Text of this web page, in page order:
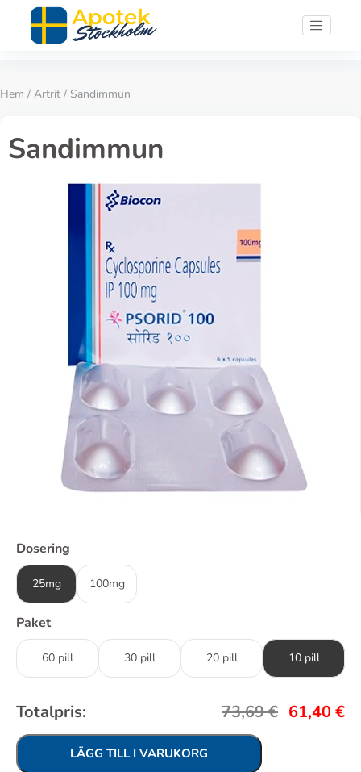
Hem / Artrit / Sandimmun
Sandimmun
Dosering
25mg 100mg
Paket
60 pill 30 pill 20 pill 10 pill
Totalpris: 73,69€ 61,40€
LÄGG TILL I VARUKORG